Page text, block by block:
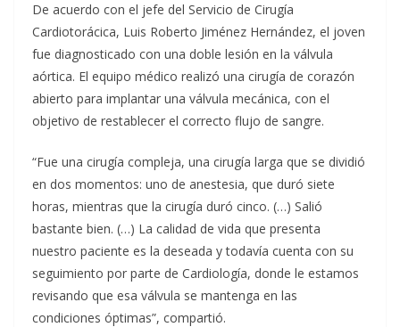
De acuerdo con el jefe del Servicio de Cirugía
Cardiotorácica, Luis Roberto Jiménez Hernández, el joven
fue diagnosticado con una doble lesión en la válvula
aórtica. El equipo médico realizó una cirugía de corazón
abierto para implantar una válvula mecánica, con el
objetivo de restablecer el correcto flujo de sangre.
“Fue una cirugía compleja, una cirugía larga que se dividió
en dos momentos: uno de anestesia, que duró siete
horas, mientras que la cirugía duró cinco. (…) Salió
bastante bien. (…) La calidad de vida que presenta
nuestro paciente es la deseada y todavía cuenta con su
seguimiento por parte de Cardiología, donde le estamos
revisando que esa válvula se mantenga en las
condiciones óptimas”, compartió.